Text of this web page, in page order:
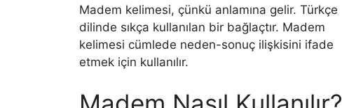
Madem kelimesi, çünkü anlamına gelir. Türkçe
dilinde sıkça kullanılan bir bağlaçtır. Madem
kelimesi cümlede neden-sonuç ilişkisini ifade
etmek için kullanılır.